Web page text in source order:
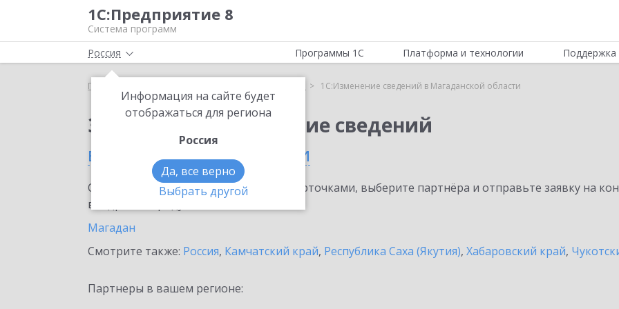
1С:Предприятие 8
Система программ
Россия
Информация на сайте будет
отображаться для региона
Россия
Да, все верно
Выбрать другой
Программы 1С Платформа и технологии Поддержка
Главная 1С:Изменение сведений в Магаданской области
Заказать 1С:Изменение сведений
в Магаданской области
Ознакомьтесь с информационными карточками, выберите партнёра и отправьте заявку на
внедрение продукта.
Магадан
Смотрите также: Россия, Камчатский край, Республика Саха (Якутия), Хабаровский край,
Партнеры в вашем регионе: